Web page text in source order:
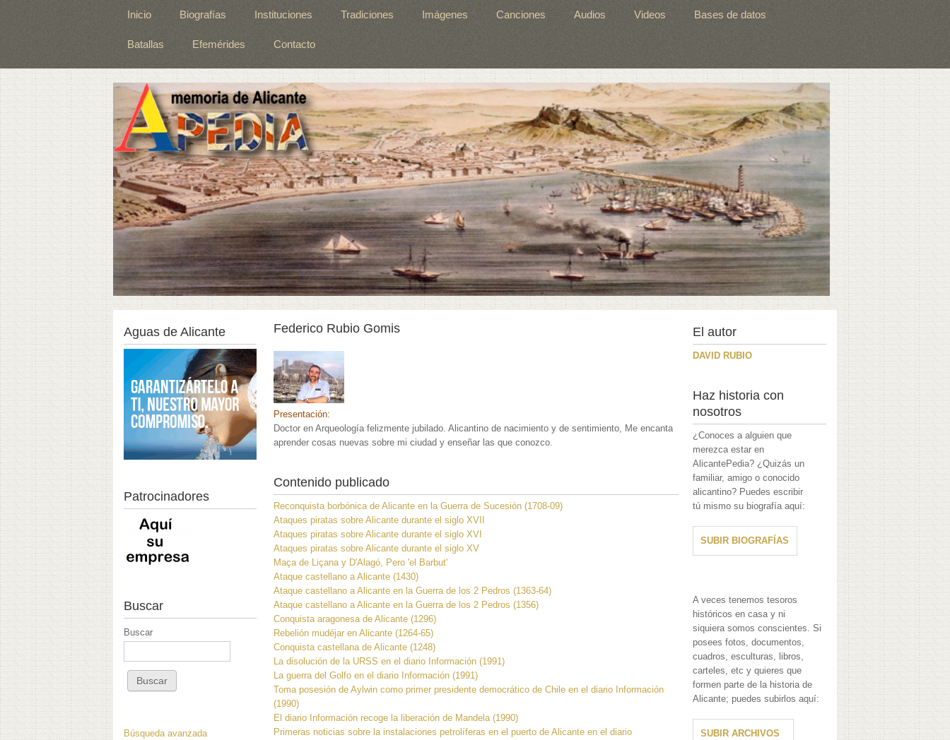
Inicio Biografías Instituciones Tradiciones Imágenes Canciones Audios Videos Bases de datos
Batallas Efemérides Contacto
Federico Rubio Gomis
Presentación:
Doctor en Arqueología felizmente jubilado. Alicantino de nacimiento y de sentimiento, Me encanta
aprender cosas nuevas sobre mi ciudad y enseñar las que conozco.
Contenido publicado
Reconquista borbónica de Alicante en la Guerra de Sucesión (1708-09)
Ataques piratas sobre Alicante durante el siglo XVII
Ataques piratas sobre Alicante durante el siglo XVI
Ataques piratas sobre Alicante durante el siglo XV
Maça de Liçana y D'Alagó, Pero 'el Barbut'
Ataque castellano a Alicante (1430)
Ataque castellano a Alicante en la Guerra de los 2 Pedros (1363-64)
Ataque castellano a Alicante en la Guerra de los 2 Pedros (1356)
Conquista aragonesa de Alicante (1296)
Rebelión mudéjar en Alicante (1264-65)
Conquista castellana de Alicante (1248)
La disolución de la URSS en el diario Información (1991)
La guerra del Golfo en el diario Información (1991)
Toma posesión de Aylwin como primer presidente democrático de Chile en el diario Información
(1990)
El diario Información recoge la liberación de Mandela (1990)
Primeras noticias sobre la instalaciones petrolíferas en el puerto de Alicante en el diario
Aguas de Alicante
Patrocinadores
Buscar
Buscar
Búsqueda avanzada
El autor
DAVID RUBIO
Haz historia con
nosotros
¿Conoces a alguien que
merezca estar en
AlicantePedia? ¿Quizás un
familiar, amigo o conocido
alicantino? Puedes escribir
tú mismo su biografía aquí:
SUBIR BIOGRAFÍAS
A veces tenemos tesoros
históricos en casa y ni
siquiera somos conscientes. Si
posees fotos, documentos,
cuadros, esculturas, libros,
carteles, etc y quieres que
formen parte de la historia de
Alicante; puedes subirlos aquí:
SUBIR ARCHIVOS